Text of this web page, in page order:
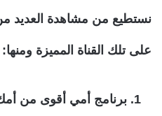
نستطيع من مشاهدة العديد من
على تلك القناة المميزة ومنها:
برنامج أمي أقوى من